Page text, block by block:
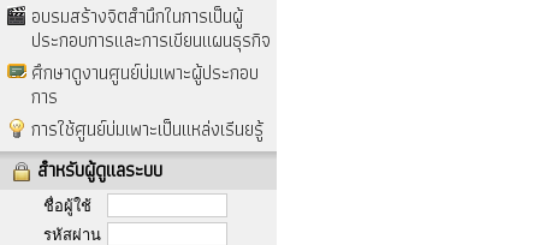
อบรมสร้างจิตสำนึกในการเป็นผู้
ประกอบการและการเขียนแผนธุรกิจ
ศึกษาดูงานศูนย์บ่มเพาะผู้ประกอบ
การ
การใช้ศูนย์บ่มเพาะเป็นแหล่งเรีนยรู้
สำหรับผู้ดูแลระบบ
ชื่อผู้ใช้
รหัสผ่าน